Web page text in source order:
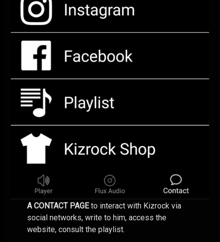
A CONTACT PAGEto interact with Kizrock via
social networks, write to him, access the
website, consult the playlist.